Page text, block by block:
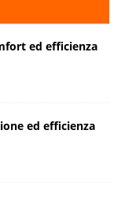
ed efficienza
ed efficienza